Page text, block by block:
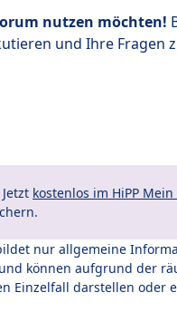
nutzen möchten!
und Ihre Fragen
Jetzt kostenlos im HiPP
nur allgemeine
können aufgrund der
Einzelfall darstellen oder